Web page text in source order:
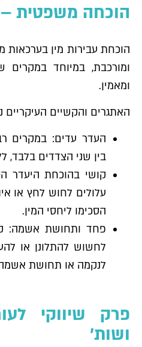
הוכחה משפטית –
הוכחת עבירות מין
ומורכבת, במיוחד במקרים
ומאמין.
האתגרים והקשיים העיקריים
העדר עדים: במקרים
בין שני הצדדים בלבד,
קושי בהוכחת היעדר
עלולים לחוש לחץ או
הסכימו ליחסי המין.
פחד ותחושת אשמה:
לחשוש להתלונן או
לנקמה או תחושת
פרק שיווקי
ושות׳